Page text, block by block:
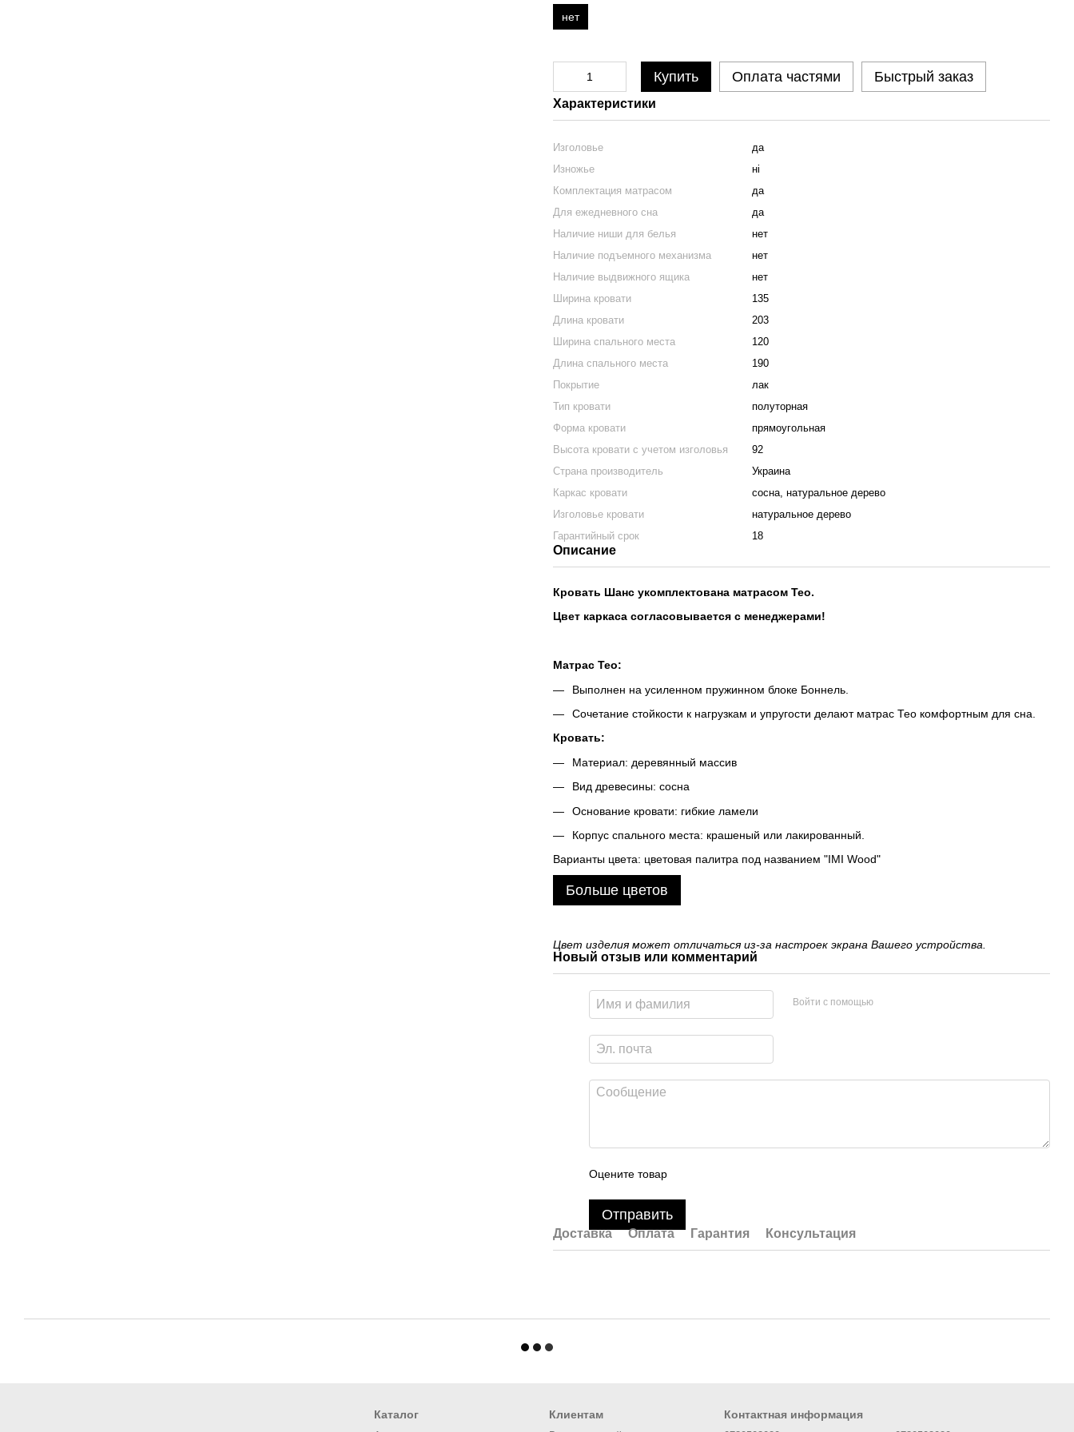
нет
Купить Оплата частями Быстрый заказ
Характеристики
Изголовье
да
Изножье
ні
Комплектация матрасом
да
Для ежедневного сна
да
Наличие ниши для белья
нет
Наличие подъемного механизма
нет
Наличие выдвижного ящика
нет
Ширина кровати
135
Длина кровати
203
Ширина спального места
120
Длина спального места
190
Покрытие
лак
Тип кровати
полуторная
Форма кровати
прямоугольная
Высота кровати с учетом изголовья
92
Страна производитель
Украина
Каркас кровати
сосна, натуральное дерево
Изголовье кровати
натуральное дерево
Гарантийный срок
18
Описание
Кровать Шанс укомплектована матрасом Тео.
Цвет каркаса согласовывается с менеджерами!
Матрас Тео:
Выполнен на усиленном пружинном блоке Боннель.
Сочетание стойкости к нагрузкам и упругости делают матрас Тео комфортным для сна.
Кровать:
Материал: деревянный массив
Вид древесины: сосна
Основание кровати: гибкие ламели
Корпус спального места: крашеный или лакированный.
Варианты цвета: цветовая палитра под названием "IMI Wood"
Больше цветов
Цвет изделия может отличаться из-за настроек экрана Вашего устройства.
Новый отзыв или комментарий
Войти с помощью
Оцените товар
Отправить
Доставка Оплата Гарантия Консультация
Каталог Клиентам Контактная информация